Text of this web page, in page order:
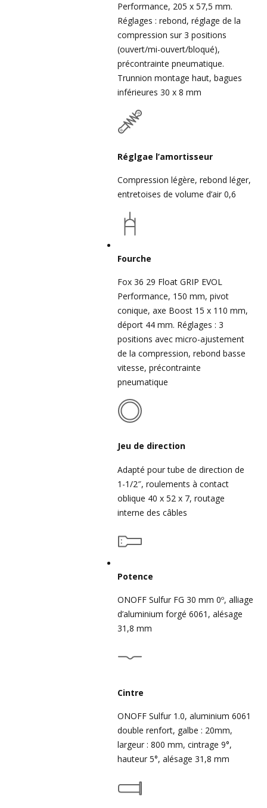
Performance, 205 x 57,5 mm.
Réglages : rebond, réglage de la
compression sur 3 positions
(ouvert/mi-ouvert/bloqué),
précontrainte pneumatique.
Trunnion montage haut, bagues
inférieures 30 x 8 mm
Réglgae l’amortisseur
Compression légère, rebond léger,
entretoises de volume d’air 0,6
Fourche
Fox 36 29 Float GRIP EVOL
Performance, 150 mm, pivot
conique, axe Boost 15 x 110 mm,
déport 44 mm. Réglages : 3
positions avec micro-ajustement
de la compression, rebond basse
vitesse, précontrainte
pneumatique
Jeu de direction
Adapté pour tube de direction de
1-1/2″, roulements à contact
oblique 40 x 52 x 7, routage
interne des câbles
Potence
ONOFF Sulfur FG 30 mm 0º, alliage
d’aluminium forgé 6061, alésage
31,8 mm
Cintre
ONOFF Sulfur 1.0, aluminium 6061
double renfort, galbe : 20mm,
largeur : 800 mm, cintrage 9°,
hauteur 5°, alésage 31,8 mm